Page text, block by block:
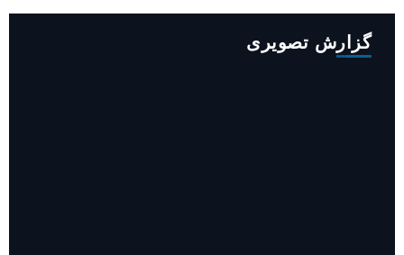
گزارش تصویری